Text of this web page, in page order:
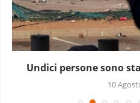
Undici persone sono
10